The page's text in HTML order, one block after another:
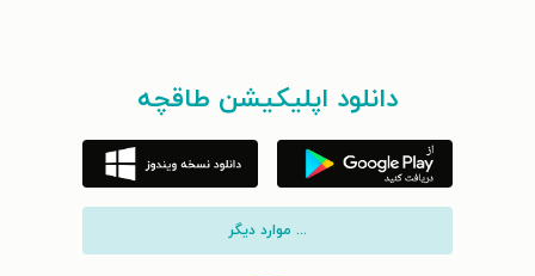
دانلود اپلیکیشن طاقچه
... موارد دیگر